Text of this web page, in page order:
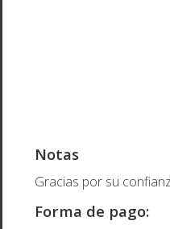
Notas
Gracias por su
Forma de pago: